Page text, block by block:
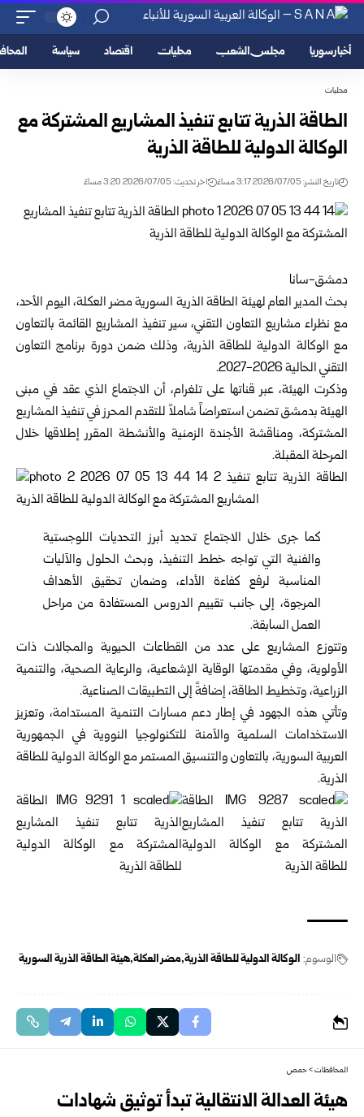
أخبار سوريا مجلس الشعب محليات اقتصاد سياسة
محليات
الطاقة الذرية تتابع تنفيذ المشاريع المشتركة مع
الوكالة الدولية للطاقة الذرية
تاريخ النشر: 2026/07/05 3:17 مساءً اخر تحديث: 2026/07/05 3:20 مساءً
دمشق-سانا
بحث المدير العام لهيئة الطاقة الذرية السوريةمضر العكلة، اليوم الأحد،
مع نظراء مشاريع التعاون التقني، سير تنفيذ ‏المشاريع القائمة بالتعاون
مع الوكالة الدولية للطاقة الذرية، وذلك ضمن دورة برنامج التعاون
التقني الحالية 2026-2027.‏
وذكرت الهيئة، عبر قناتها على تلغرام، أن الاجتماع الذي عقد في مبنى
الهيئة بدمشق تضمن استعراضاً شاملاً للتقدم ‏المحرز في تنفيذ المشاريع
المشتركة، ومناقشة الأجندة الزمنية والأنشطة المقرر إطلاقها خلال
المرحلة المقبلة.‏
كما جرى خلال الاجتماع تحديد أبرز التحديات اللوجستية
والفنية التي تواجه خطط التنفيذ، وبحث الحلول والآليات
المناسبة ‏لرفع كفاءة الأداء، وضمان تحقيق الأهداف
المرجوة، إلى جانب تقييم الدروس المستفادة من مراحل
العمل السابقة.‏
وتتوزع المشاريع على عدد من القطاعات الحيوية والمجالات ذات
الأولوية، وفي مقدمتها الوقاية الإشعاعية، والرعاية ‏الصحية، والتنمية
الزراعية، وتخطيط الطاقة، إضافةً إلى التطبيقات الصناعية.‏
وتأتي هذه الجهود في إطار دعم مسارات التنمية المستدامة، وتعزيز
الاستخدامات السلمية والآمنة للتكنولوجيا النووية في ‏الجمهورية
العربية السورية، بالتعاون والتنسيق المستمر مع الوكالة الدولية للطاقة
الذرية.‏
الوسوم: الوكالة الدولية للطاقة الذرية مضر العكلة هيئة الطاقة الذرية السورية
المحافظات>حمص
هيئة العدالة الانتقالية تبدأ توثيق شهادات